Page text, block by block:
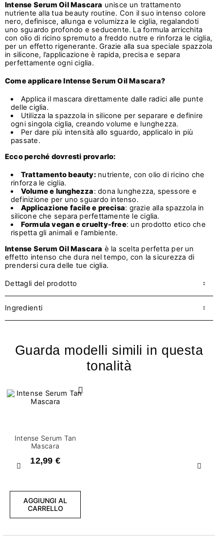
Intense Serum Oil Mascara unisce un trattamento
nutriente alla tua beauty routine. Con il suo intenso colore
nero, definisce, allunga e volumizza le ciglia, regalandoti
uno sguardo profondo e seducente. La formula arricchita
con olio di ricino spremuto a freddo nutre e rinforza le ciglia,
per un effetto rigenerante. Grazie alla sua speciale spazzola
in silicone, l’applicazione è rapida, precisa e separa
perfettamente ogni ciglia.
Come applicare Intense Serum Oil Mascara?
Applica il mascara direttamente dalle radici alle punte
delle ciglia.
Utilizza la spazzola in silicone per separare e definire
ogni singola ciglia, creando volume e lunghezza.
Per dare più intensità allo sguardo, applicalo in più
passate.
Ecco perché dovresti provarlo:
Trattamento beauty:nutriente, con olio di ricino che
rinforza le ciglia.
Volume e lunghezza: dona lunghezza, spessore e
definizione per uno sguardo intenso.
Applicazione facile e precisa: grazie alla spazzola in
silicone che separa perfettamente le ciglia.
Formula vegan e cruelty-free: un prodotto etico che
rispetta gli animali e l’ambiente.
Intense Serum Oil Mascara è la scelta perfetta per un
effetto intenso che dura nel tempo, con la sicurezza di
prendersi cura delle tue ciglia.
Dettagli del prodotto
Ingredienti
Guarda modelli simili in questa
tonalità
Precedente
Intense Serum Tan
Mascara
12,99 €
AGGIUNGI AL
CARRELLO